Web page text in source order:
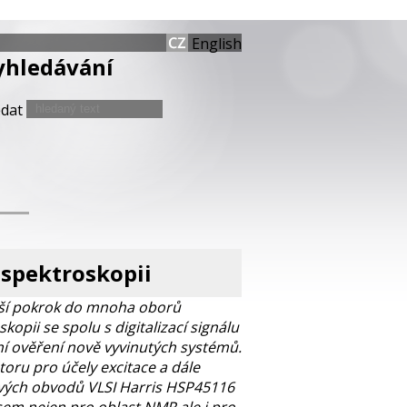
English
pokrok do mnoha oborů
se spolu s digitalizací signálu
ověření nově vyvinutých systémů.
pro účely excitace a dále
obvodů VLSI Harris HSP45116